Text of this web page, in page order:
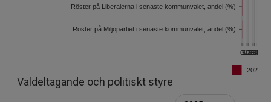
05
10
15
20
25
30
35
40
Röster på Miljöpartiet i senaste kommunvalet, andel (%)
Röster på Liberalerna i senaste kommunvalet, andel (%)
2025
Valdeltagande och politiskt styre